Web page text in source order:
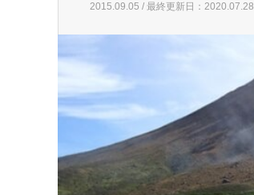
2015.09.05 / 最終更新日：2020.07.28